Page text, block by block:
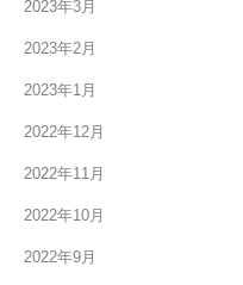
2023年3月
2023年2月
2023年1月
2022年12月
2022年11月
2022年10月
2022年9月